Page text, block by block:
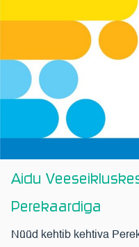
Aidu
Perekaardiga
Nüüd kehtib kehtiva